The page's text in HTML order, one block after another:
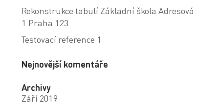
Rekonstrukce tabulí Základní škola Adresová
1 Praha 123
Testovací reference 1
Nejnovější komentáře
Archivy
Září 2019